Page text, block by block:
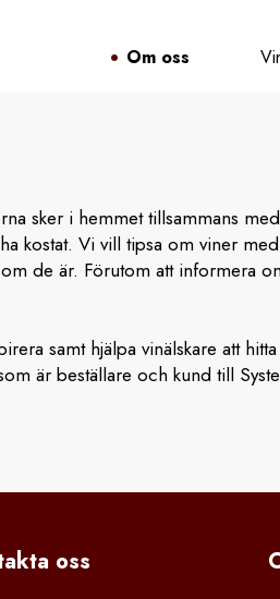
Om oss
sker i hemmet tillsammans
kostat. Vi vill tipsa om viner
de är. Förutom att informera
samt hjälpa vinälskare att
är beställare och kund till
oss